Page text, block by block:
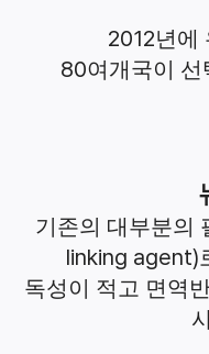
2012년에
80여개국이
기존의 대부분의
linking agent)
독성이 적고 면역